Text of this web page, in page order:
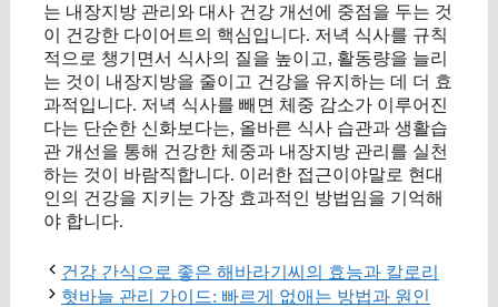
는 내장지방 관리와 대사 건강 개선에 중점을 두는 것
이 건강한 다이어트의 핵심입니다. 저녁 식사를 규칙
적으로 챙기면서 식사의 질을 높이고, 활동량을 늘리
는 것이 내장지방을 줄이고 건강을 유지하는 데 더 효
과적입니다. 저녁 식사를 빼면 체중 감소가 이루어진
다는 단순한 신화보다는, 올바른 식사 습관과 생활습
관 개선을 통해 건강한 체중과 내장지방 관리를 실천
하는 것이 바람직합니다. 이러한 접근이야말로 현대
인의 건강을 지키는 가장 효과적인 방법임을 기억해
야 합니다.
건강 간식으로 좋은 해바라기씨의 효능과 칼로리
혓바늘 관리 가이드: 빠르게 없애는 방법과 원인